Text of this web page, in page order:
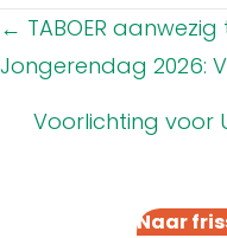
Posts
navigation
← TABOER
Jongerendag 2026:
Voorlichting voor
Naar